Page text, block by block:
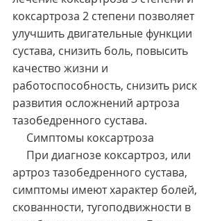
коксартроза 2 степени позволяет
улучшить двигательные функции
сустава, снизить боль, повысить
качество жизни и
работоспособность, снизить риск
развития осложнений артроза
тазобедренного сустава.
     Симптомы коксартроза
артроз тазобедренного сустава,
симптомы имеют характер болей,
скованности, тугоподвижности в